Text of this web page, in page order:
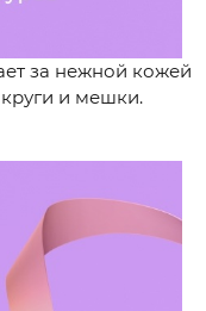
за нежной кожей
круги и мешки.